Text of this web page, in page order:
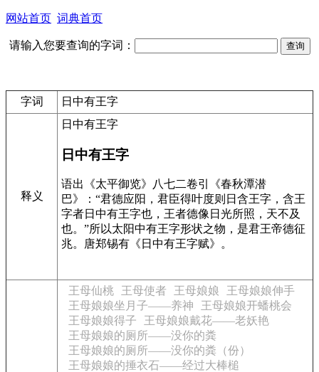
网站首页 词典首页
请输入您要查询的字词：
字词 日中有王字
释义
日中有王字
日中有王字
语出《太平御览》八七二卷引《春秋潭潜
巴》：“君德应阳，君臣得叶度则日含王字，含王
字者日中有王字也，王者德像日光所照，天不及
也。”所以太阳中有王字形状之物，是君王帝德征
兆。唐郑锡有《日中有王字赋》。
王母仙桃 王母使者 王母娘娘
王母娘娘伸手
王母娘娘坐月子——养神
王母娘娘开蟠桃会
王母娘娘得子
王母娘娘戴花——老妖艳
王母娘娘的厕所——没你的粪
王母娘娘的厕所——没你的粪（份）
王母娘娘的捶衣石——经过大棒槌